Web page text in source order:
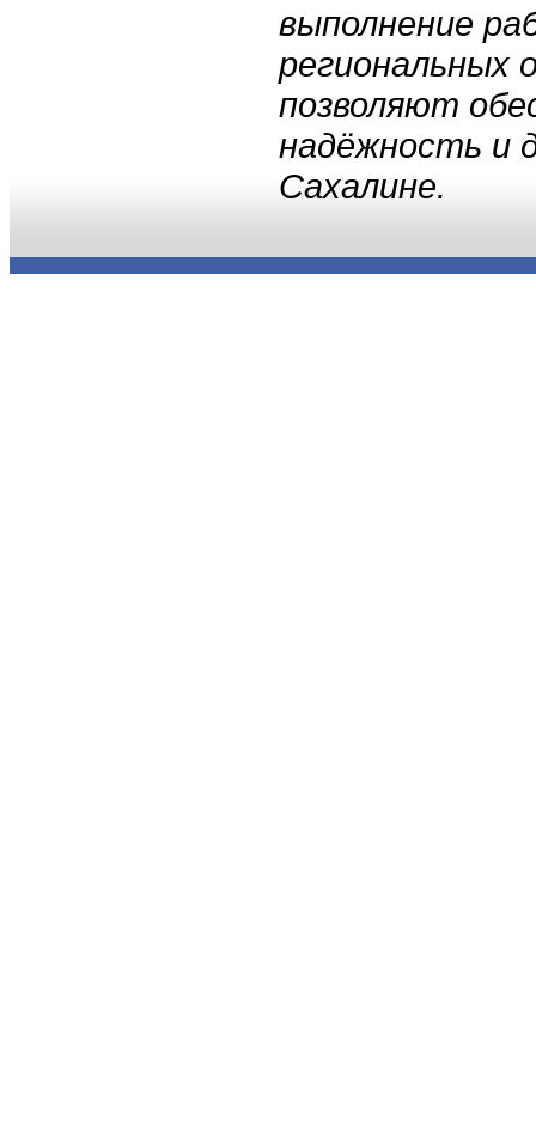
выполнение
региональных
позволяют
надёжность и
Сахалине.